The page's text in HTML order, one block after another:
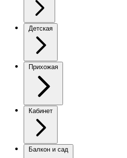
Детская
Прихожая
Кабинет
Балкон и сад